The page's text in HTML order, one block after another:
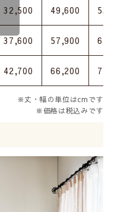
32,500 49,600 53,900
37,600 57,900 62,700
42,700 66,200 71,500
※丈・幅の単位はcmです
※価格は税込みです